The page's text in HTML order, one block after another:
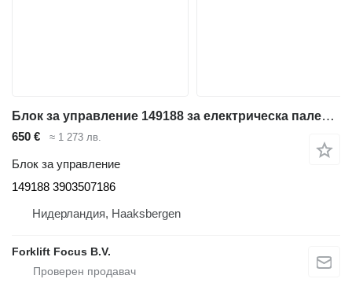
Блок за управление 149188 за електрическа палетна количка Linde T20SP, Series 131
650 € ≈ 1 273 лв.
Блок за управление
149188 3903507186
Нидерландия, Haaksbergen
Forklift Focus B.V.